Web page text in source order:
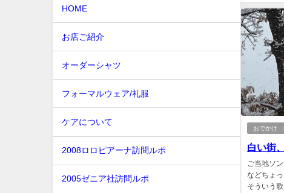
おでかけ
白い街
ご当地ソ
などちょ
そういう
HOME
お店ご紹介
オーダーシャツ
フォーマルウェア/礼服
ケアについて
2008ロロピアーナ訪問ルポ
2005ゼニア社訪問ルポ